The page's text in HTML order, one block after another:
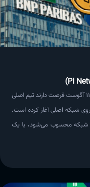
شمارش معکوس برای ارتقای پای نتورک؛ نودها تا ۱۱ آگوست فرصت دارند تیم اصلی
پروتکل ۲۶ استلار را روی شبکه اصلی آغاز کرده است.
شبکه محسوب می‌شود، با یک